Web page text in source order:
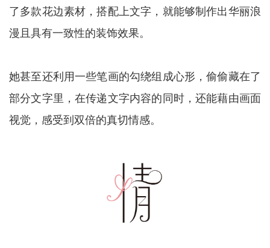
了多款花边素材，搭配上文字，就能够制作出华丽浪
漫且具有一致性的装饰效果。
她甚至还利用一些笔画的勾绕组成心形，偷偷藏在了
部分文字里，在传递文字内容的同时，还能藉由画面
视觉，感受到双倍的真切情感。